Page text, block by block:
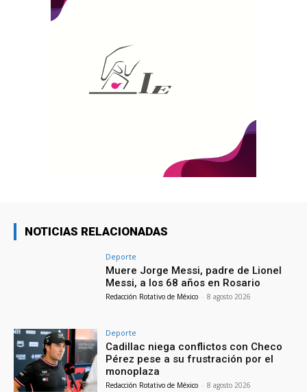
NOTICIAS RELACIONADAS
Deporte
Muere Jorge Messi, padre de Lionel
Messi, a los 68 años en Rosario
Redacción Rotativo de México - 8 agosto 2026
Deporte
Cadillac niega conflictos con Checo
Pérez pese a su frustración por el
monoplaza
Redacción Rotativo de México - 8 agosto 2026